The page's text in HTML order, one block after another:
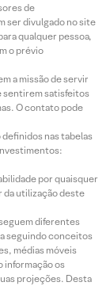
de
ser divulgado no site
qualquer pessoa,
o prévio
a missão de servir
sentirem satisfeitos
O contato pode
nas tabelas
por quaisquer
da utilização deste
diferentes
seguindo conceitos
médias móveis
informação os
projeções. Desta